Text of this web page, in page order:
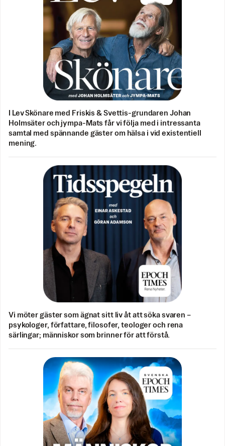
I Lev Skönare med Friskis & Svettis-grundaren Johan
Holmsäter och jympa-Mats får vi följa med i intressanta
samtal med spännande gäster om hälsa i vid existentiell
mening.
Vi möter gäster som ägnat sitt liv åt att söka svaren –
psykologer, författare, filosofer, teologer och rena
särlingar; människor som brinner för att förstå.